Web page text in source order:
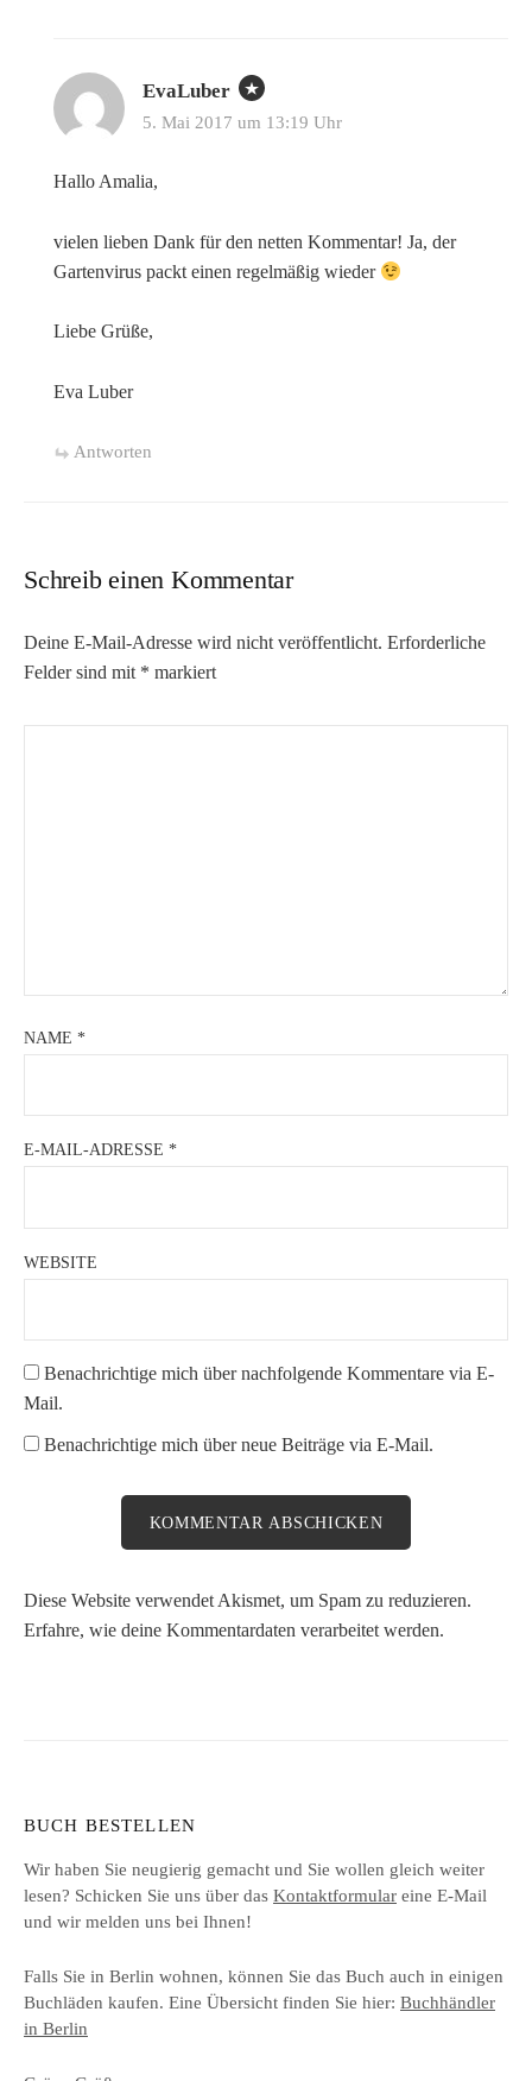
EvaLuber
5. Mai 2017 um 13:19 Uhr
Hallo Amalia,
vielen lieben Dank für den netten Kommentar! Ja, der
Gartenvirus packt einen regelmäßig wieder
Liebe Grüße,
Eva Luber
Antworten
Schreib einen Kommentar
Deine E-Mail-Adresse wird nicht veröffentlicht. Erforderliche
Felder sind mit * markiert
NAME *
E-MAIL-ADRESSE *
WEBSITE
Benachrichtige mich über nachfolgende Kommentare via E-
Mail.
Benachrichtige mich über neue Beiträge via E-Mail.
Diese Website verwendet Akismet, um Spam zu reduzieren.
Erfahre, wie deine Kommentardaten verarbeitet werden.
BUCH BESTELLEN
Wir haben Sie neugierig gemacht und Sie wollen gleich weiter
lesen? Schicken Sie uns über das Kontaktformular eine E-Mail
und wir melden uns bei Ihnen!
Falls Sie in Berlin wohnen, können Sie das Buch auch in einigen
Buchläden kaufen. Eine Übersicht finden Sie hier: Buchhändler
in Berlin